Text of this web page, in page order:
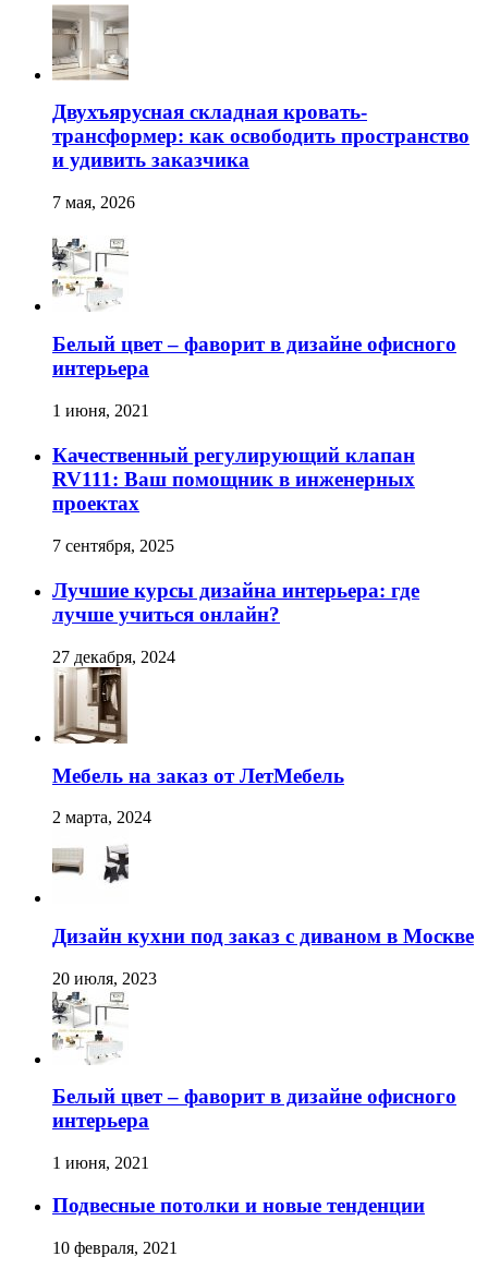
Двухъярусная складная кровать-
трансформер: как освободить пространство
и удивить заказчика
7 мая, 2026
Белый цвет – фаворит в дизайне офисного
интерьера
1 июня, 2021
Качественный регулирующий клапан
RV111: Ваш помощник в инженерных
проектах
7 сентября, 2025
Лучшие курсы дизайна интерьера: где
лучше учиться онлайн?
27 декабря, 2024
Мебель на заказ от ЛетМебель
2 марта, 2024
Дизайн кухни под заказ с диваном в Москве
20 июля, 2023
Белый цвет – фаворит в дизайне офисного
интерьера
1 июня, 2021
Подвесные потолки и новые тенденции
10 февраля, 2021